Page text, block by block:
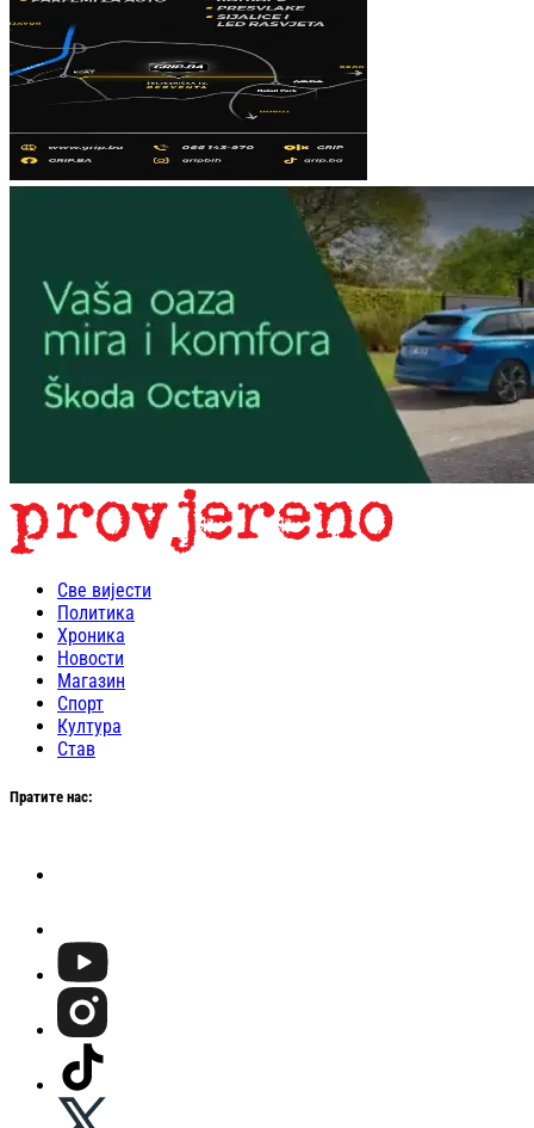
Све вијести
Политика
Хроника
Новости
Магазин
Спорт
Култура
Став
Пратите нас: